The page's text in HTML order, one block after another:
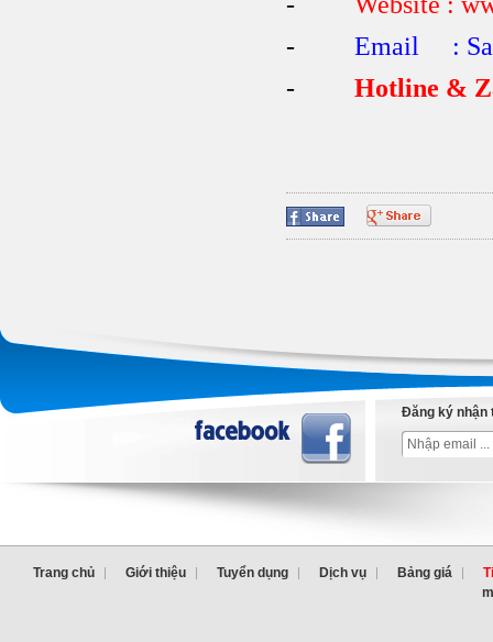
-
Email :
-
Hotline &
Đăng ký nhận
Trang chủ Giới thiệu Tuyển dụng Dịch vụ Bảng giá